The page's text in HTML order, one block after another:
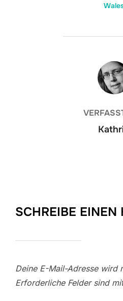
SCHREIBE EINEN
Deine E-Mail-Adresse wird
Erforderliche Felder sind